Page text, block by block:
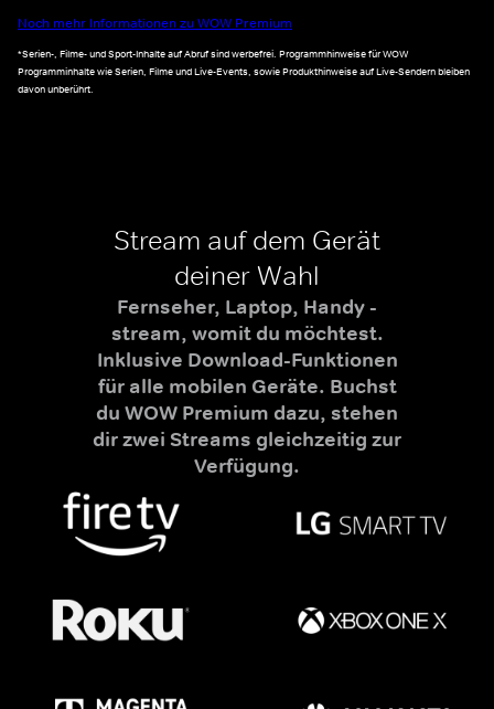
Noch mehr Informationen zu WOW Premium
*Serien-, Filme- und Sport-Inhalte auf Abruf sind werbefrei. Programmhinweise für WOW
Programminhalte wie Serien, Filme und Live-Events, sowie Produkthinweise auf Live-Sendern bleiben
davon unberührt.
Stream auf dem Gerät
deiner Wahl
Fernseher, Laptop, Handy -
stream, womit du möchtest.
Inklusive Download-Funktionen
für alle mobilen Geräte. Buchst
du WOW Premium dazu, stehen
dir zwei Streams gleichzeitig zur
Verfügung.